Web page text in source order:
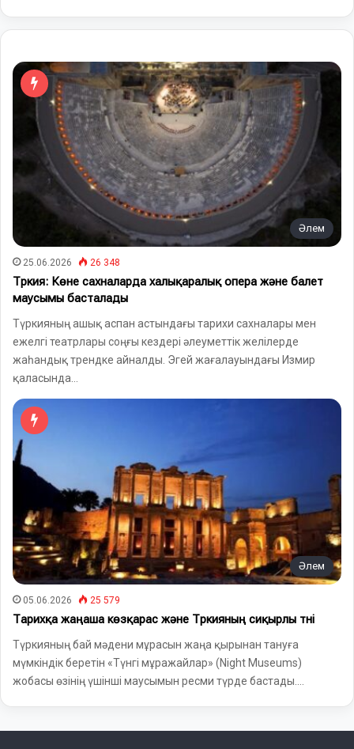
Әлем
25.06.2026 26 348
Түркия: Көне сахналарда халықаралық опера және балет
маусымы басталады
Түркияның ашық аспан астындағы тарихи сахналары мен
ежелгі театрлары соңғы кездері әлеуметтік желілерде
жаһандық трендке айналды. Эгей жағалауындағы Измир
қаласында…
Әлем
05.06.2026 25 579
Тарихқа жаңаша көзқарас және Түркияның сиқырлы түні
Түркияның бай мәдени мұрасын жаңа қырынан тануға
мүмкіндік беретін «Түнгі мұражайлар» (Night Museums)
жобасы өзінің үшінші маусымын ресми түрде бастады.…